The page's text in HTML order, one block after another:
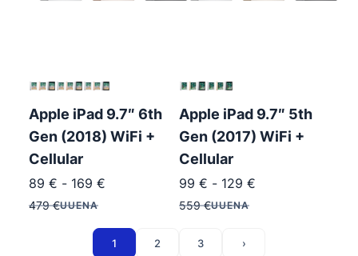
Apple iPad 9.7″ 6th
Gen (2018) WiFi +
Cellular
89 € - 169 €
479€UUENA
Apple iPad 9.7″ 5th
Gen (2017) WiFi +
Cellular
99 € - 129 €
559€UUENA
1 2 3 ›